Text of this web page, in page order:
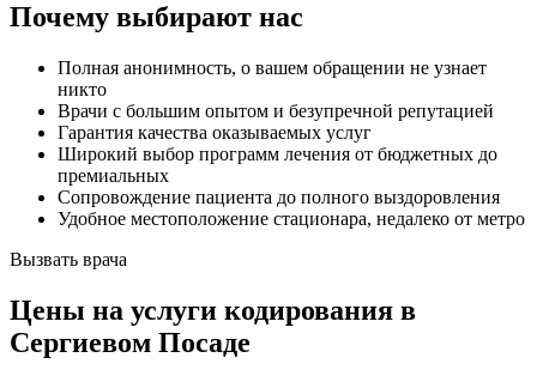
Почему выбирают нас
Полная анонимность, о вашем обращении не узнает
никто
Врачи с большим опытом и безупречной репутацией
Гарантия качества оказываемых услуг
Широкий выбор программ лечения от бюджетных до
премиальных
Сопровождение пациента до полного выздоровления
Удобное местоположение стационара, недалеко от метро
Вызвать врача
Цены на услуги кодирования в
Сергиевом Посаде